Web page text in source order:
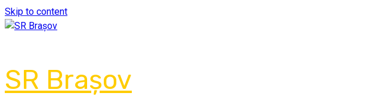
Skip to content
SR Brașov